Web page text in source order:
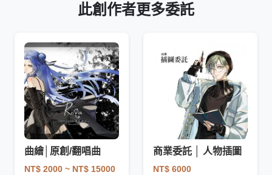
此創作者更多委託
曲繪│原創/翻唱曲
NT$ 2000 ~ NT$ 15000
商業委託 │ 人物插圖
NT$ 6000